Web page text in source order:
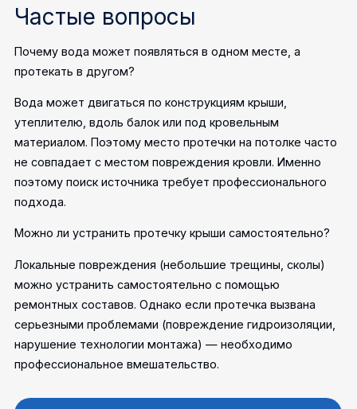
Частые вопросы
Почему вода может появляться в одном месте, а
протекать в другом?
Вода может двигаться по конструкциям крыши,
утеплителю, вдоль балок или под кровельным
материалом. Поэтому место протечки на потолке часто
не совпадает с местом повреждения кровли. Именно
поэтому поиск источника требует профессионального
подхода.
Можно ли устранить протечку крыши самостоятельно?
Локальные повреждения (небольшие трещины, сколы)
можно устранить самостоятельно с помощью
ремонтных составов. Однако если протечка вызвана
серьезными проблемами (повреждение гидроизоляции,
нарушение технологии монтажа) — необходимо
профессиональное вмешательство.